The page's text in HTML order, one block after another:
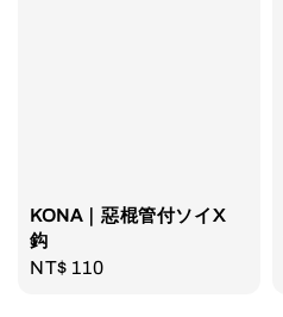
KONA｜惡棍管付ソイX
鈎
Regular
NT$ 110